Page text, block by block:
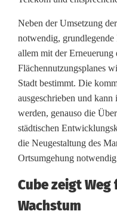
Neben der Umsetzung
notwendig, grundlegende
allem mit der Erneuerung
Flächennutzungsplanes
Stadt bestimmt. Die
ausgeschrieben und
werden, genauso die
städtischen
die Neugestaltung des
Ortsumgehung
Cube zeigt
Wachstum